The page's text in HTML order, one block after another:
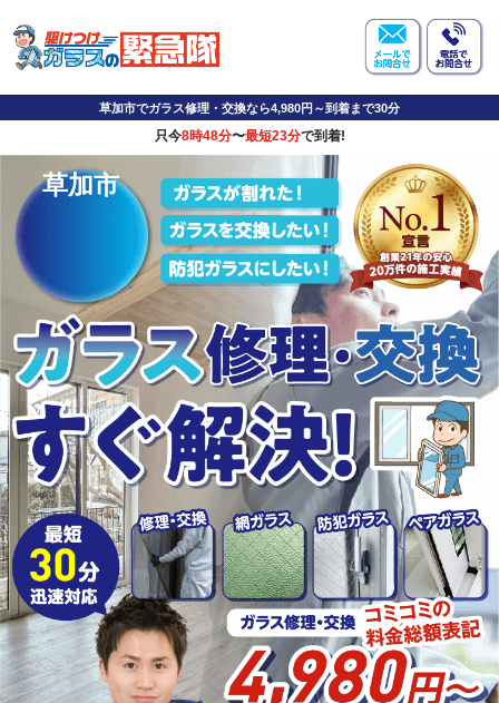
草加市でガラス修理・交換なら4,980円～到着まで30分
只今8時48分〜最短23分で到着!
草加市